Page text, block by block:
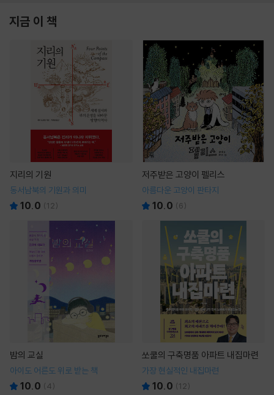
지금 이 책
지리의 기원
동서남북의 기원과 의미
10.0 (12)
저주받은 고양이 펠리스
아름다운 고양이 판타지
10.0 (6)
밤의 교실
아이도 어른도 위로 받는 책
10.0 (4)
쏘쿨의 구축명품 아파트 내집마련
가장 현실적인 내집마련
10.0 (12)